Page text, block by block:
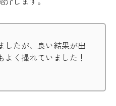
したが、良い結果が出
く撮れていました！